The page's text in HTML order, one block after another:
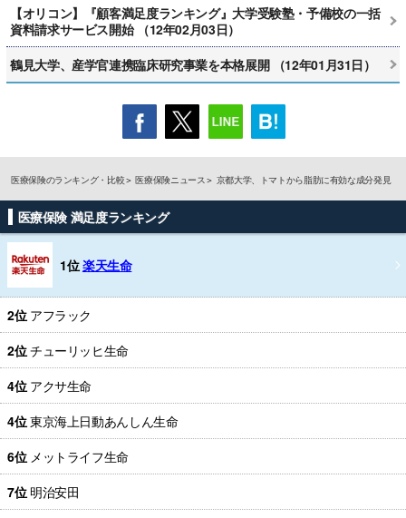
【オリコン】『顧客満足度ランキング』大学受験塾・予備校の一括
資料請求サービス開始 （12年02月03日）
鶴見大学、産学官連携臨床研究事業を本格展開 （12年01月31日）
医療保険のランキング・比較 医療保険ニュース 京都大学、トマトから脂肪に有効な成分発見
医療保険 満足度ランキング
1位楽天生命
2位 アフラック
2位チューリッヒ生命
4位 アクサ生命
4位東京海上日動あんしん生命
6位 メットライフ生命
7位 明治安田